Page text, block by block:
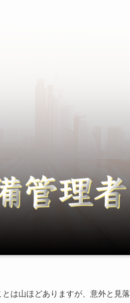
は山ほどありますが、意外と見落